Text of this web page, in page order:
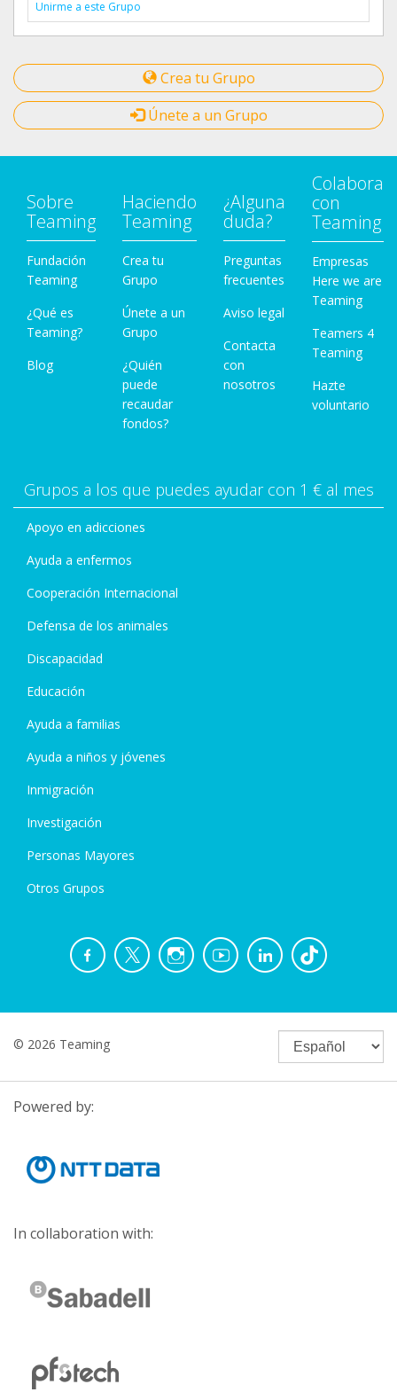
Unirme a este Grupo
Crea tu Grupo
Únete a un Grupo
Sobre
Teaming
Fundación
Teaming
¿Qué es
Teaming?
Blog
Haciendo
Teaming
Crea tu
Grupo
Únete a un
Grupo
¿Quién
puede
recaudar
fondos?
¿Alguna
duda?
Preguntas
frecuentes
Aviso legal
Contacta
con
nosotros
Colabora
con
Teaming
Empresas
Here we are
Teaming
Teamers 4
Teaming
Hazte
voluntario
Grupos a los que puedes ayudar con 1 € al mes
Apoyo en adicciones
Ayuda a enfermos
Cooperación Internacional
Defensa de los animales
Discapacidad
Educación
Ayuda a familias
Ayuda a niños y jóvenes
Inmigración
Investigación
Personas Mayores
Otros Grupos
© 2026 Teaming
Powered by:
In collaboration with: